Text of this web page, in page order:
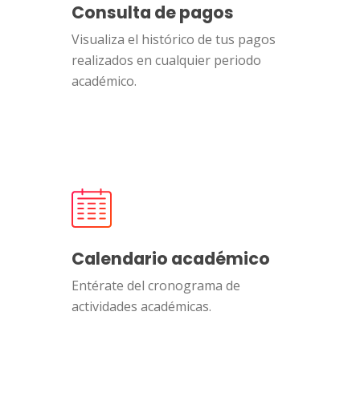
Consulta de pagos
Visualiza el histórico de tus pagos
realizados en cualquier periodo
académico.
Calendario académico
Entérate del cronograma de
actividades académicas.